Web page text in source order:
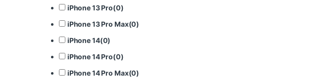
iPhone 13 Pro(0)
iPhone 13 Pro Max(0)
iPhone 14(0)
iPhone 14 Pro(0)
iPhone 14 Pro Max(0)